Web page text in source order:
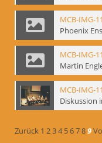
MCB-IMG-
MCB-IMG-
MCB-IMG-
Zurück 1 234 56789